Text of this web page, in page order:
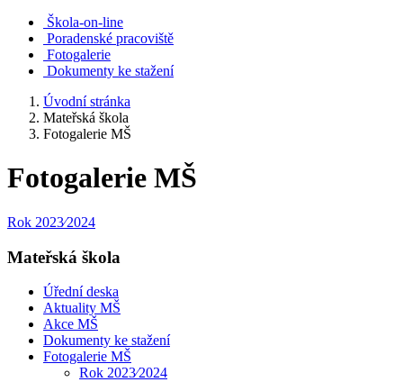
Škola-on-line
Poradenské pracoviště
Fotogalerie
Dokumenty ke stažení
Úvodní stránka
Mateřská škola
Fotogalerie MŠ
Fotogalerie MŠ
Rok 2023⁄2024
Mateřská škola
Úřední deska
Aktuality MŠ
Akce MŠ
Dokumenty ke stažení
Fotogalerie MŠ
Rok 2023⁄2024